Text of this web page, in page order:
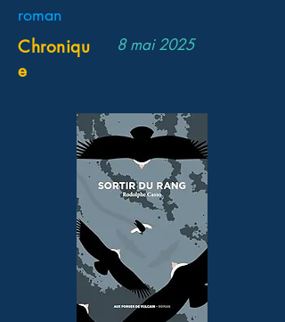
roman
Chroniqu
e
8 mai 2025